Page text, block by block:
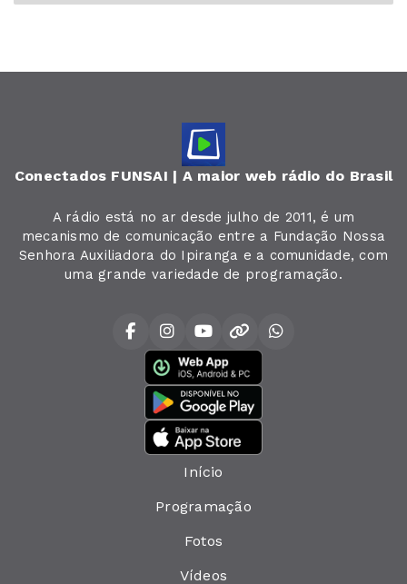
Conectados FUNSAI | A maior web rádio do Brasil
A rádio está no ar desde julho de 2011, é um
mecanismo de comunicação entre a Fundação Nossa
Senhora Auxiliadora do Ipiranga e a comunidade, com
uma grande variedade de programação.
Início
Programação
Fotos
Vídeos